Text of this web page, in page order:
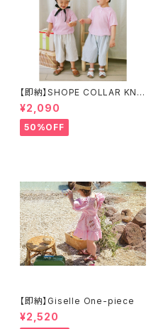
【即納】SHOPE COLLAR KNI
T PULLOVER カラーニットポ
ロプルオーバー
¥2,090
50%OFF
【即納】Giselle One-piece
¥2,520